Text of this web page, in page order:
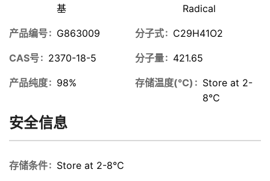
基
Radical
产品编号 G863009 分子式 C29H41O2
CAS号 2370-18-5 分子量 421.65
产品纯度 98% 存储温度(℃)
Store at 2-
8℃
安全信息
存储条件 Store at 2-8℃